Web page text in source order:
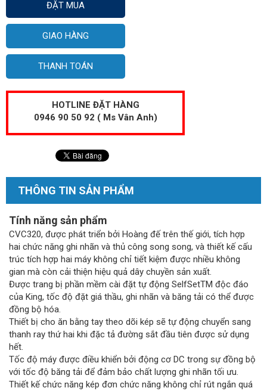
ĐẶT MUA
GIAO HÀNG
THANH TOÁN
HOTLINE ĐẶT HÀNG
0946 90 50 92 ( Ms Vân Anh)
THÔNG TIN SẢN PHẨM
Tính năng sản phẩm
CVC320, được phát triển bởi Hoàng đế trên thế giới, tích hợp
hai chức năng ghi nhãn và thủ công song song, và thiết kế cấu
trúc tích hợp hai máy không chỉ tiết kiệm được nhiều không
gian mà còn cải thiện hiệu quả dây chuyền sản xuất.
Được trang bị phần mềm cài đặt tự động SelfSetTM độc đáo
của King, tốc độ đặt giá thầu, ghi nhãn và băng tải có thể được
đồng bộ hóa.
Thiết bị cho ăn bằng tay theo dõi kép sẽ tự động chuyển sang
thanh ray thứ hai khi đặc tả đường sắt đầu tiên được sử dụng
hết.
Tốc độ máy được điều khiển bởi động cơ DC trong sự đồng bộ
với tốc độ băng tải để đảm bảo chất lượng ghi nhãn tối ưu.
Thiết kế chức năng kép đơn chức năng không chỉ rút ngắn quá